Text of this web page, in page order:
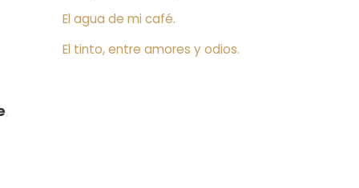
El agua de mi café.
El tinto, entre amores y odios.